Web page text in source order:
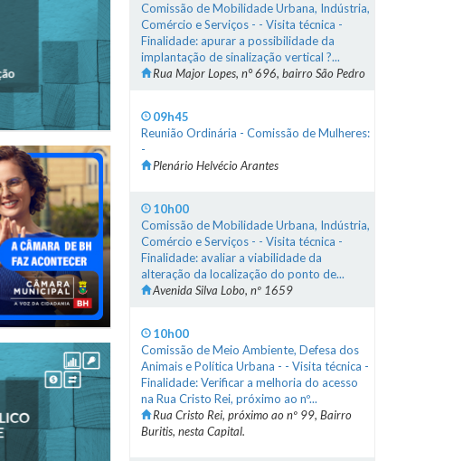
Comissão de Mobilidade Urbana, Indústria,
Comércio e Serviços - - Visita técnica -
Finalidade: apurar a possibilidade da
implantação de sinalização vertical ?...
Rua Major Lopes, n° 696, bairro São Pedro
09h45
Reunião Ordinária - Comissão de Mulheres:
-
Plenário Helvécio Arantes
10h00
Comissão de Mobilidade Urbana, Indústria,
Comércio e Serviços - - Visita técnica -
Finalidade: avaliar a viabilidade da
alteração da localização do ponto de...
Avenida Silva Lobo, nº 1659
10h00
Comissão de Meio Ambiente, Defesa dos
Animais e Política Urbana - - Visita técnica -
Finalidade: Verificar a melhoria do acesso
na Rua Cristo Rei, próximo ao nº...
Rua Cristo Rei, próximo ao nº 99, Bairro
Buritis, nesta Capital.